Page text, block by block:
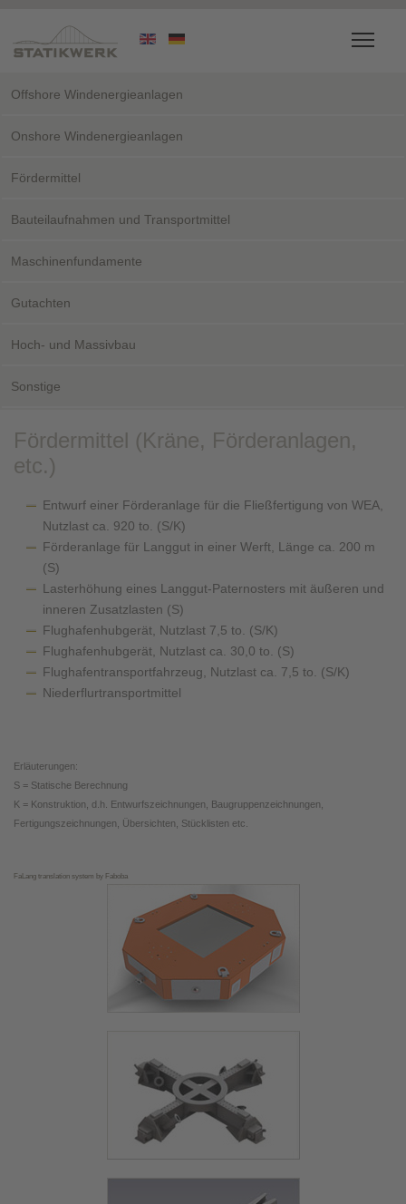
Offshore Windenergieanlagen
Onshore Windenergieanlagen
Fördermittel
Bauteilaufnahmen und Transportmittel
Maschinenfundamente
Gutachten
Hoch- und Massivbau
Sonstige
Fördermittel (Kräne, Förderanlagen,
etc.)
Entwurf einer Förderanlage für die Fließfertigung von WEA,
Nutzlast ca. 920 to. (S/K)
Förderanlage für Langgut in einer Werft, Länge ca. 200 m
(S)
Lasterhöhung eines Langgut-Paternosters mit äußeren und
inneren Zusatzlasten (S)
Flughafenhubgerät, Nutzlast 7,5 to. (S/K)
Flughafenhubgerät, Nutzlast ca. 30,0 to. (S)
Flughafentransportfahrzeug, Nutzlast ca. 7,5 to. (S/K)
Niederflurtransportmittel
Erläuterungen:
S = Statische Berechnung
K = Konstruktion, d.h. Entwurfszeichnungen, Baugruppenzeichnungen,
Fertigungszeichnungen, Übersichten, Stücklisten etc.
FaLang translation system by Faboba